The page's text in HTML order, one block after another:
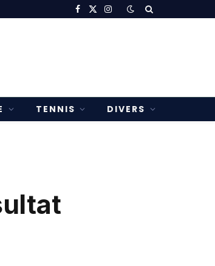
Facebook
X
Instagram
TENNIS DIVERS